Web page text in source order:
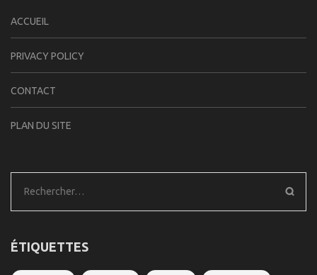
ACCUEIL
PRIVACY POLICY
CONTACT
PLAN DU SITE
Rechercher :
ÉTIQUETTES